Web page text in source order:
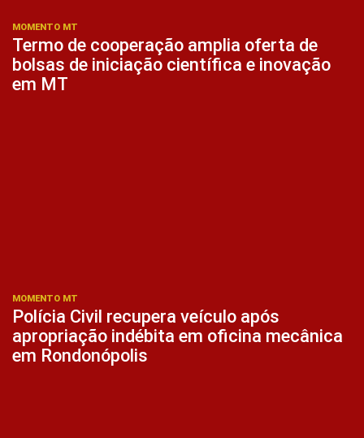
MOMENTO MT
Termo de cooperação amplia oferta de
bolsas de iniciação científica e inovação
em MT
MOMENTO MT
Polícia Civil recupera veículo após
apropriação indébita em oficina mecânica
em Rondonópolis